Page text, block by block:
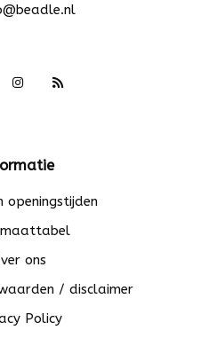
openingstijden
maattabel
ons
/ disclaimer
Policy